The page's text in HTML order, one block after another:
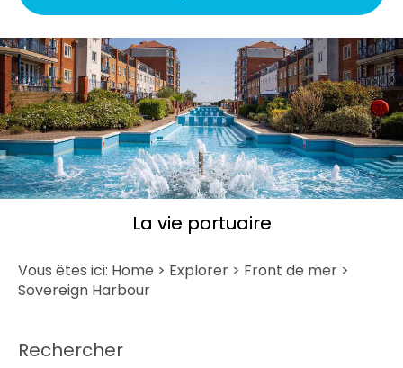
La vie portuaire
Vous êtes ici: Home > Explorer > Front de mer >
Sovereign Harbour
Rechercher